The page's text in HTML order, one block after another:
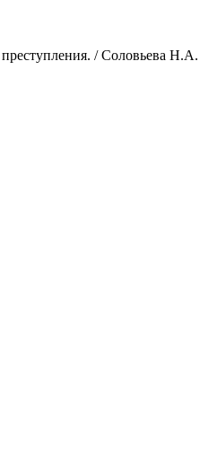
/ Соловьева